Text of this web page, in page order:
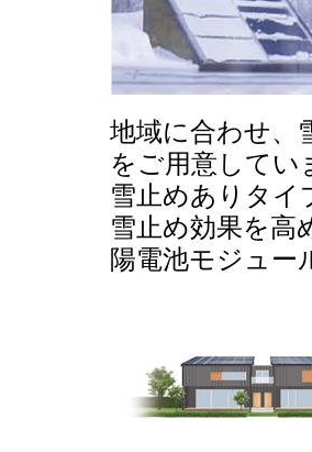
地域に合わせ、
をご用意してい
雪止めありタイ
雪止め効果を高
陽電池モジュー